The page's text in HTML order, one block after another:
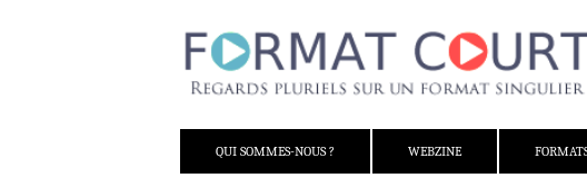
QUI SOMMES-NOUS ?
WEBZINE